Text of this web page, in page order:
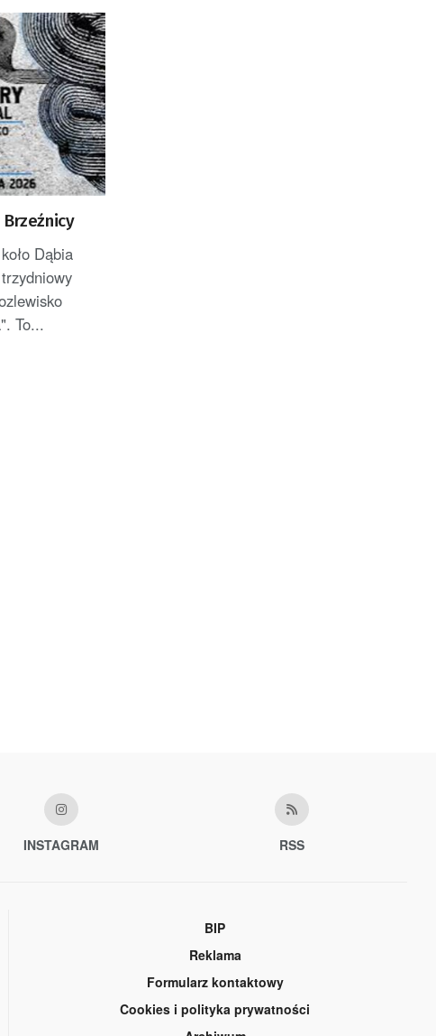
Dąbia
To...
INSTAGRAM RSS
BIP
Reklama
Formularz kontaktowy
Cookies i polityka prywatności